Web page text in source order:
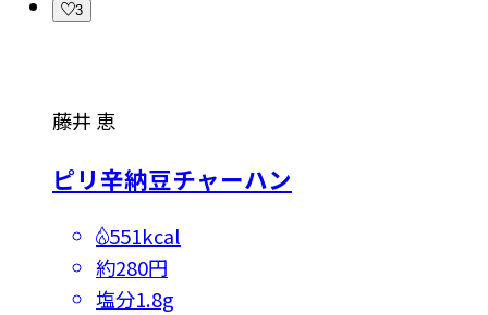
3
藤井 恵
ピリ辛納豆チャーハン
551kcal
約280円
塩分1.8g